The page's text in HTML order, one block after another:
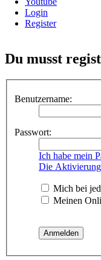
Login
Register
Du musst
Benutzername:
Passwort:
Ich habe mein
Die
Mich bei
Meinen